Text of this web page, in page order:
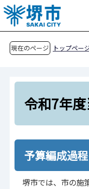
こ
の
ペ
現在のページ トップペー
令和7年度
令和7年
予算編成過
堺市では、市の施